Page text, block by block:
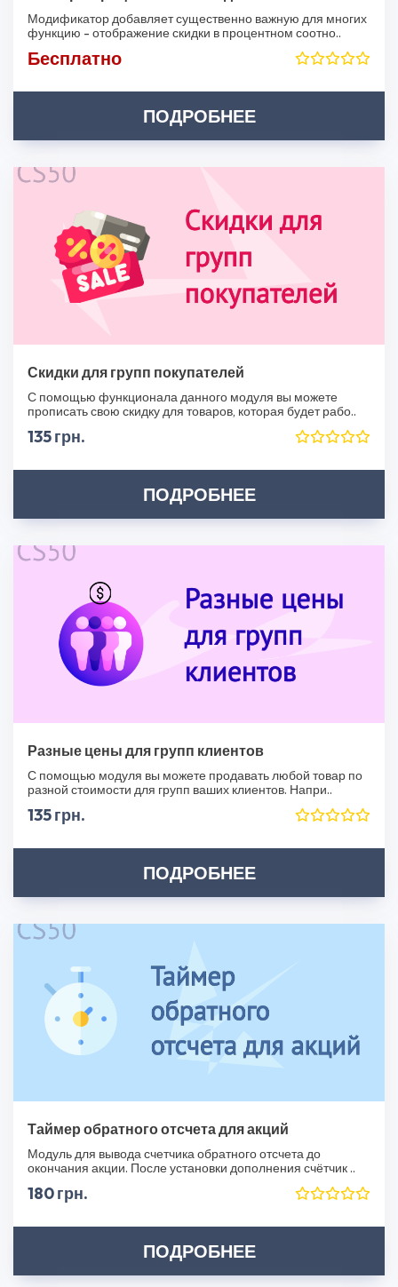
Модификатор добавляет существенно важную для многих
функцию - отображение скидки в процентном соотно..
Бесплатно
ПОДРОБНЕЕ
Скидки для групп покупателей
С помощью функционала данного модуля вы можете
прописать свою скидку для товаров, которая будет рабо..
135 грн.
ПОДРОБНЕЕ
Разные цены для групп клиентов
С помощью модуля вы можете продавать любой товар по
разной стоимости для групп ваших клиентов. Напри..
135 грн.
ПОДРОБНЕЕ
Таймер обратного отсчета для акций
Модуль для вывода счетчика обратного отсчета до
окончания акции. После установки дополнения счётчик ..
180 грн.
ПОДРОБНЕЕ